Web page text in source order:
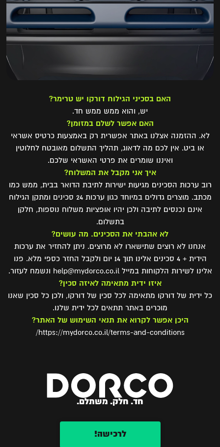
i
n
האם בסכיני הגילוח דורקו יש טרימר?
יש, והוא ממש ממש חד.
האם אפשר לשלם במזומן?
לא. ההזמנה אצלנו באתר אפשרית רק באמצעות כרטיס אשראי
או ביט. אין לכם מה לדאוג, תהליך התשלום מאובטח לחלוטין
ואיננו שומרים את פרטי האשראי שלכם.
איך אני מקבל את המשלוח?
רוב ערכות הסכינים מגיעות ישירות לתיבת הדואר בבית, ממש כמו
מכתב. מוצרים גדולים במיוחד כגון ערכות 24 סכינים ומתקן הגילוח
אינם נכנסים לתיבה ולכן יהיו אופציות משלוח נוספות, חלקן
בתשלום.
לא אהבתי את הסכינים. מה עושים?
אנחנו לא רוצים שתישארו לא מרוצים. ניתן להחזיר את ערכות
הידית + 4 סכינים אלינו תוך 14 יום ולקבל החזר כספי מלא. פנו
אלינו לשירות הלקוחות במייל help@mydorco.co.il ונשמח לעזור.
איזו ידית מתאימה לאיזה סכין?
כל ידית של דורקו מתאימה לכל סכין של דורקו, ולכן כל סכין שאנו
מוכרים באתר תתאים לכל ידית שלנו.
היכן אפשר לקרוא את תנאי השימוש של האתר?
https://mydorco.co.il/terms-and-conditions/
חד. חלק. משתלם.
לרכישה!